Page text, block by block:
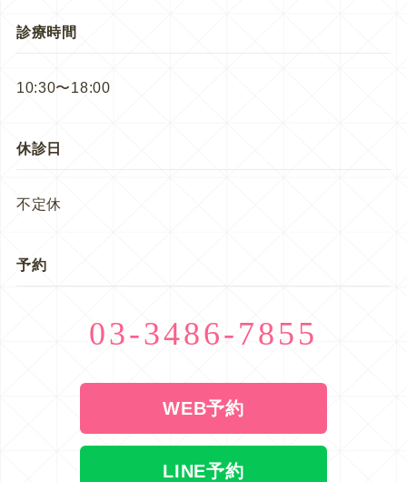
診療時間
10:30〜18:00
休診日
不定休
予約
03-3486-7855
WEB予約
LINE予約